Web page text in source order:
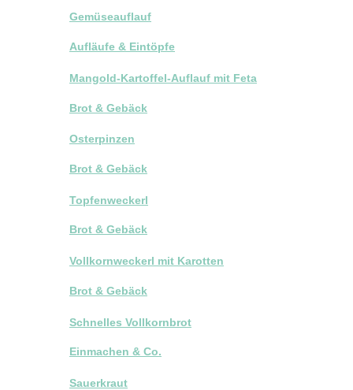
Gemüseauflauf
Aufläufe & Eintöpfe
Mangold-Kartoffel-Auflauf mit Feta
Brot & Gebäck
Osterpinzen
Brot & Gebäck
Topfenweckerl
Brot & Gebäck
Vollkornweckerl mit Karotten
Brot & Gebäck
Schnelles Vollkornbrot
Einmachen & Co.
Sauerkraut